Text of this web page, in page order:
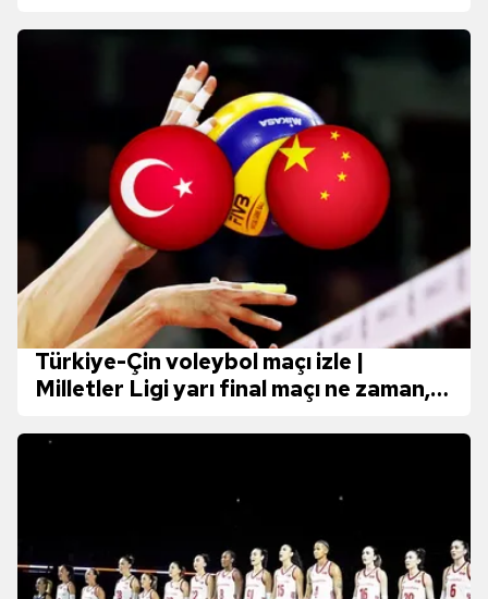
var
Türkiye-Çin voleybol maçı izle |
Milletler Ligi yarı final maçı ne zaman,